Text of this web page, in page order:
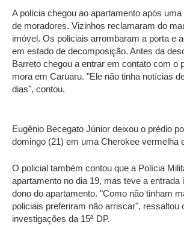
A polícia chegou ao apartamento após
de moradores. Vizinhos reclamaram do
imóvel. Os policiais arrombaram a porta e
em estado de decomposição. Antes da
Barreto chegou a entrar em contato com o
mora em Caruaru. "Ele não tinha notícias
dias", contou.
Eugênio Becegato Júnior deixou o prédio
domingo (21) em uma Cherokee vermelha
O policial também contou que a Polícia
apartamento no dia 19, mas teve a entrada
dono do apartamento. "Como não tinham
policiais preferiram não arriscar", ressaltou
investigações da 15ª DP.